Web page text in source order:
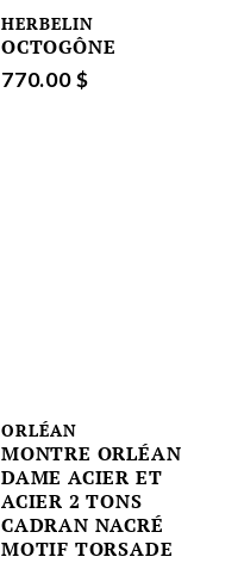
HERBELIN
OCTOGÔNE
770.00 $
ORLÉAN
MONTRE ORLÉAN
DAME ACIER ET
ACIER 2 TONS
CADRAN NACRÉ
MOTIF TORSADE